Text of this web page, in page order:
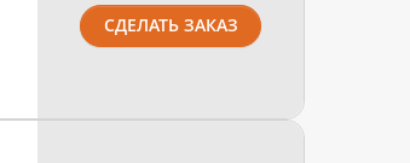
СДЕЛАТЬ ЗАКАЗ